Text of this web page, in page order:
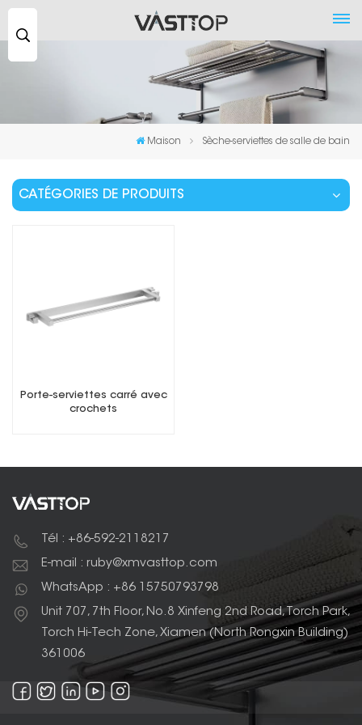
Maison Sèche-serviettes de salle de bain
CATÉGORIES DE PRODUITS
Porte-serviettes carré avec
crochets
Tél : +86-592-2118217
E-mail : ruby@xmvasttop.com
WhatsApp : +86 15750793798
Unit 707, 7th Floor, No.8 Xinfeng 2nd Road, Torch Park,
Torch Hi-Tech Zone, Xiamen (North Rongxin Building)
361006